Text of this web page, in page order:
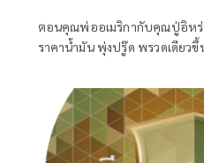
ตอนคุณพ่ออเมริกากับคุณปู่อิหร่
ราคาน้ำมัน พุ่งปรู๊ด พรวดเดียว